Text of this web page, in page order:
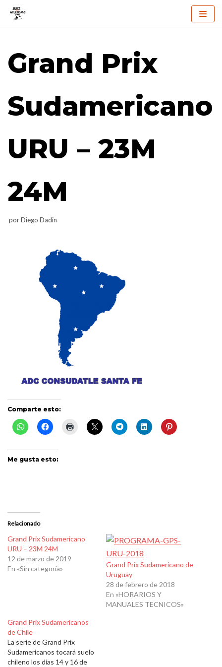
contenido
Grand Prix
Sudamericano
URU – 23M
24M
porDiego Dadin
Comparte esto:
Me gusta esto:
Relacionado
Grand Prix Sudamericano
URU – 23M 24M
12 de marzo de 2019
En «Sin categoría»
Grand Prix Sudamericano de
Uruguay
28 de febrero de 2018
En «HORARIOS Y
MANUALES TECNICOS»
Grand Prix Sudamericanos
de Chile
La serie de Grand Prix
Sudamericanos tocará suelo
chileno los días 14 y 16 de